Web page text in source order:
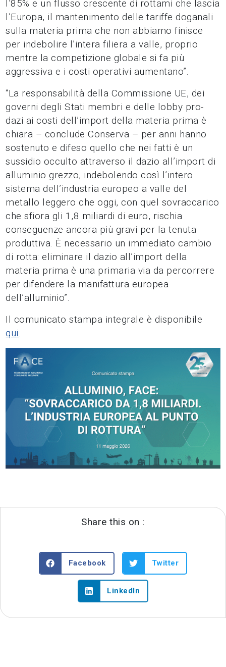
l’85% e un flusso crescente di rottami che lascia
l’Europa, il mantenimento delle tariffe doganali
sulla materia prima che non abbiamo finisce
per indebolire l’intera filiera a valle, proprio
mentre la competizione globale si fa più
aggressiva e i costi operativi aumentano”.
“La responsabilità della Commissione UE, dei
governi degli Stati membri e delle lobby pro-
dazi ai costi dell’import della materia prima è
chiara – conclude Conserva – per anni hanno
sostenuto e difeso quello che nei fatti è un
sussidio occulto attraverso il dazio all’import di
alluminio grezzo, indebolendo così l’intero
sistema dell’industria europeo a valle del
metallo leggero che oggi, con quel sovraccarico
che sfiora gli 1,8 miliardi di euro, rischia
conseguenze ancora più gravi per la tenuta
produttiva. È necessario un immediato cambio
di rotta: eliminare il dazio all’import della
materia prima è una primaria via da percorrere
per difendere la manifattura europea
dell’alluminio”.
Il comunicato stampa integrale è disponibile
qui.
Share this on :
Facebook Twitter
LinkedIn